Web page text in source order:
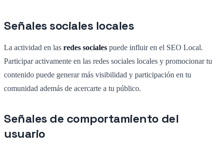
Señales sociales locales
La actividad en las redes sociales puede influir en el SEO Local.
Participar activamente en las redes sociales locales y promocionar tu
contenido puede generar más visibilidad y participación en tu
comunidad además de acercarte a tu público.
Señales de comportamiento del
usuario